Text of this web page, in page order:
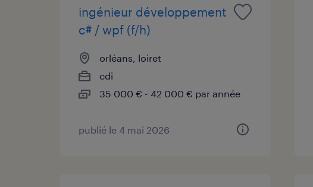
ingénieur développement
c# / wpf (f/h)
orléans, loiret
cdi
35 000 € - 42 000 € par année
publié le 4 mai 2026